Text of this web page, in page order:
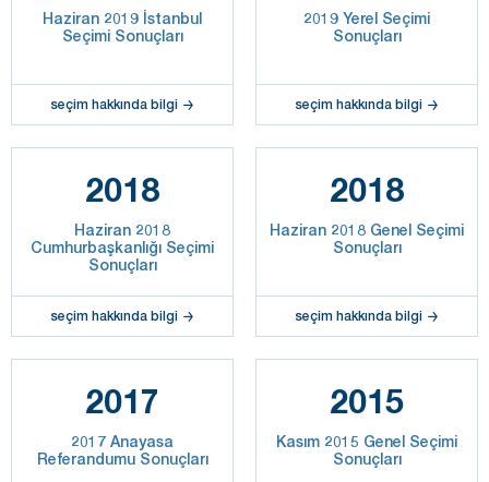
Haziran 2019 İstanbul
Seçimi Sonuçları
seçim hakkında bilgi
2019 Yerel Seçimi
Sonuçları
seçim hakkında bilgi
2018
Haziran 2018
Cumhurbaşkanlığı Seçimi
Sonuçları
seçim hakkında bilgi
2018
Haziran 2018 Genel Seçimi
Sonuçları
seçim hakkında bilgi
2017
2017 Anayasa
Referandumu Sonuçları
2015
Kasım 2015 Genel Seçimi
Sonuçları